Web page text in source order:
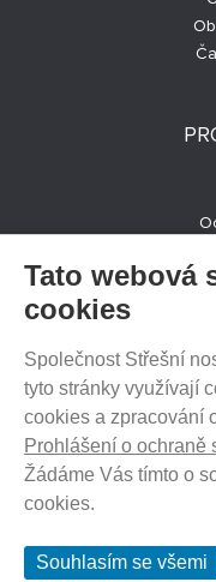
SLEDUJTE
©
Tato webová
cookies
Společnost Střešní
tyto stránky využívají
cookies a zpracování
Prohlášení o ochraně
Žádáme Vás tímto o
cookies.
Souhlasím se všemi